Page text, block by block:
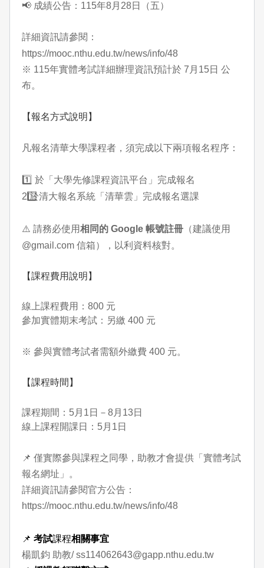
📢 成績公告：115年8月28日（五）
詳細資訊請參閱：
https://mooc.nthu.edu.tw/news/info/48
※ 115年實體考試詳細辦理資訊預計於 7月15日 公
布。
【報名方式說明】
凡報名清華大學課程者，須完成以下兩項報名程序：
1️⃣ 於「大學先修課程資訊平台」完成報名
2️ ⃣ 於清大報名系統「清華雲」完成報名選課
⚠️ 請務必使用相同的 Google 帳號註冊 （建議使用
@gmail.com 信箱），以利資料核對。
【課程費用說明】
線上課程費用：800 元
參加實體期末考試：另繳 400 元
※ 參與實體考試者需額外繳費 400 元。
【課程時間】
課程期間：5月1日－8月13日
線上課程開課日：5月1日
📌 僅實際參與課程之同學，助教才會提供「實體考試
報名網址」。
詳細資訊請參閱官方公告：
https://mooc.nthu.edu.tw/news/info/48
📌 考試課程相關事宜
楊凱鈞 助教/ss114062643@gapp.nthu.edu.tw